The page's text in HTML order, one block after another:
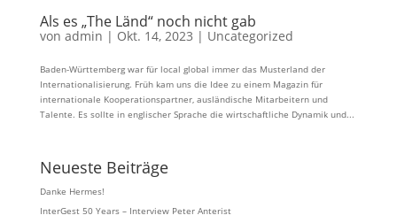
Als es „The Länd“ noch nicht gab
von admin | Okt. 14, 2023 | Uncategorized
Baden-Württemberg war für local global immer das Musterland der
Internationalisierung. Früh kam uns die Idee zu einem Magazin für
internationale Kooperationspartner, ausländische Mitarbeitern und
Talente. Es sollte in englischer Sprache die wirtschaftliche Dynamik und...
Neueste Beiträge
Danke Hermes!
InterGest 50 Years – Interview Peter Anterist